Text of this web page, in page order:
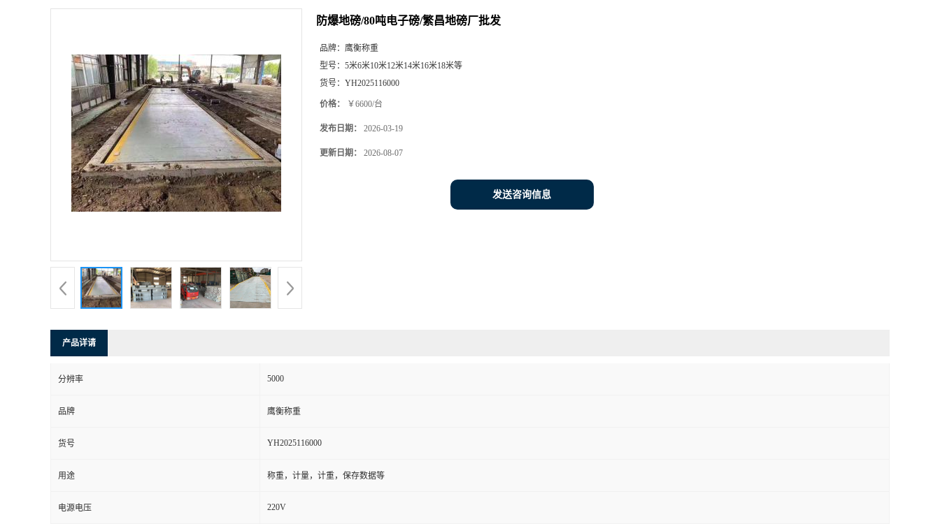
防爆地磅/80吨电子磅/繁昌地磅厂批发
品牌： 鹰衡称重
型号： 5米6米10米12米14米16米18米等
货号： YH2025116000
价格： ￥6600/台
发布日期： 2026-03-19
更新日期： 2026-08-07
发送咨询信息
产品详请
分辨率 5000
品牌 鹰衡称重
货号 YH2025116000
用途 称重，计量，计重，保存数据等
电源电压 220V